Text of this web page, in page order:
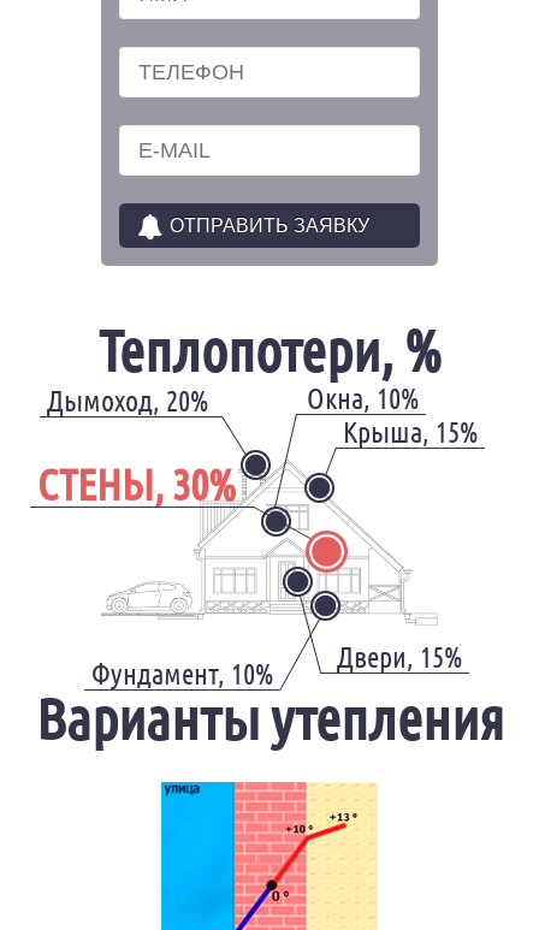
Телефон*
E-mail
Теплопотери, %
Дымоход, 20%
Окна, 10%
Крыша, 15%
Двери, 15%
Фундамент, 10%
СТЕНЫ, 30%
Варианты утепления